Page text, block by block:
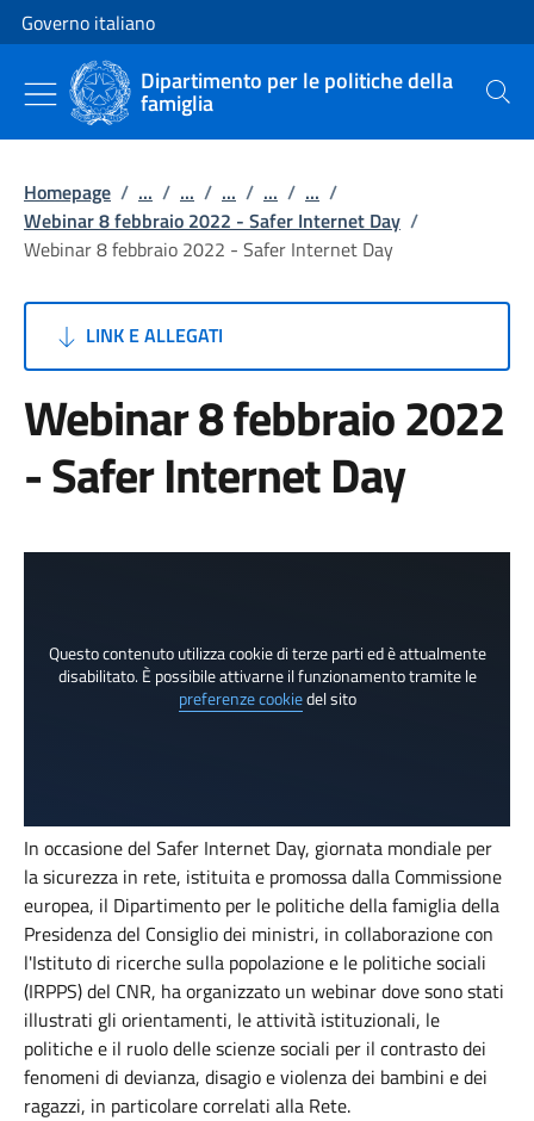
Vai al contenuto
Vai alla navigazione del sito
Governo italiano
Dipartimento per le politiche della
famiglia Cerca
Homepage / ... / ... / ... / ... / ... /
Webinar 8 febbraio 2022 - Safer Internet Day /
Webinar 8 febbraio 2022 - Safer Internet Day
LINK E ALLEGATI
Webinar 8 febbraio 2022
- Safer Internet Day
Questo contenuto utilizza cookie di terze parti ed è attualmente
disabilitato. È possibile attivarne il funzionamento tramite le
preferenze cookiedel sito
In occasione del Safer Internet Day, giornata mondiale per
la sicurezza in rete, istituita e promossa dalla Commissione
europea, il Dipartimento per le politiche della famiglia della
Presidenza del Consiglio dei ministri, in collaborazione con
l'Istituto di ricerche sulla popolazione e le politiche sociali
(IRPPS) del CNR, ha organizzato un webinar dove sono stati
illustrati gli orientamenti, le attività istituzionali, le
politiche e il ruolo delle scienze sociali per il contrasto dei
fenomeni di devianza, disagio e violenza dei bambini e dei
ragazzi, in particolare correlati alla Rete.